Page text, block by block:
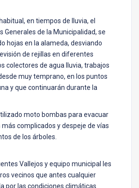
en tiempos de lluvia, el
Generales de la Municipalidad, se
hojas en la alameda, desviando
de rejillas en diferentes
colectores de agua lluvia, trabajos
muy temprano, en los puntos
y que continuarán durante la
moto bombas para evacuar
complicados y despeje de vías
de los árboles.
Vallejos y equipo municipal les
vecinos que antes cualquier
por las condiciones climáticas